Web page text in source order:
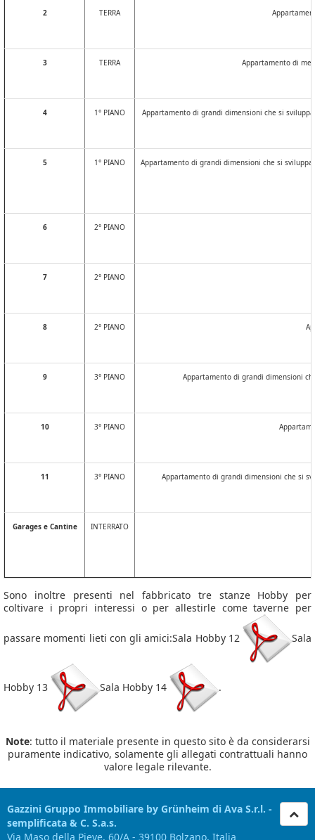
2 TERRA
3 TERRA Appartamento di
4 1° PIANO Appartamento di grandi dimensioni che si
5 1° PIANO Appartamento di grandi dimensioni che si
6 2° PIANO
7 2° PIANO
8 2° PIANO
9 3° PIANO Appartamento di grandi dimensioni
10 3° PIANO
11 3° PIANO Appartamento di grandi dimensioni che si
Garages e Cantine INTERRATO
Sono inoltre presenti nel fabbricato tre stanze Hobby per
coltivare i propri interessi o per allestirle come taverne per
passare momenti lieti con gli amici:Sala Hobby 12 Sala
Hobby 13 Sala Hobby 14 .
Note: tutto il materiale presente in questo sito è da considerarsi
puramente indicativo, solamente gli allegati contrattuali hanno
valore legale rilevante.
Gazzini Gruppo Immobiliare by Grünheim di Ava S.r.l. -
semplificata & C. S.a.s.
Via Maso della Pieve, 60/A - 39100 Bolzano, Italia